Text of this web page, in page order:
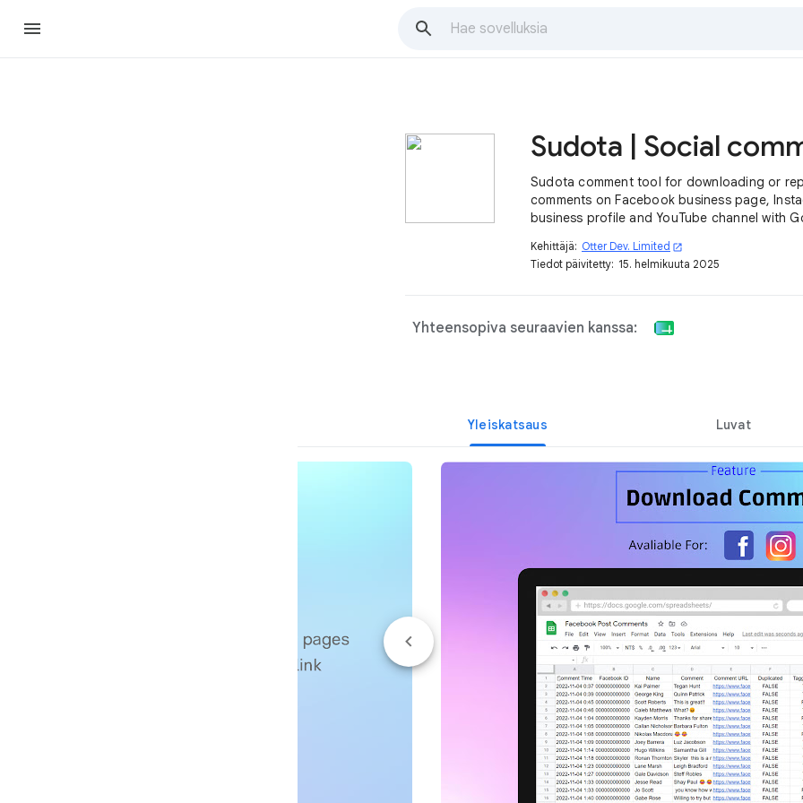
Sudota comment tool for downloading or
comments on Facebook business page,
business profile and YouTube channel with
Kehittäjä: Otter Dev. Limited open_in_new
Tiedot päivitetty: 15. helmikuuta 2025
Yhteensopiva seuraavien kanssa:
Yleiskatsaus Luvat